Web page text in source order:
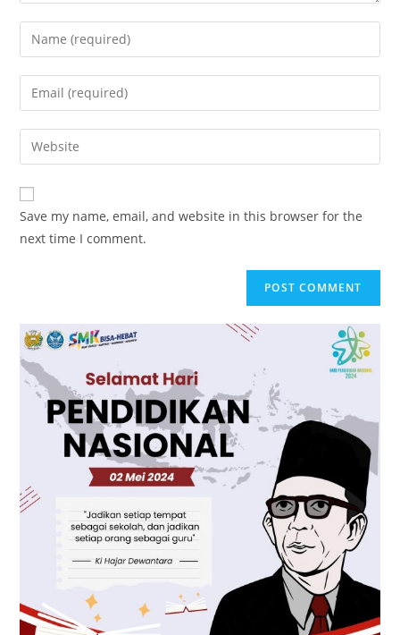
Save my name, email, and website in this browser for the
next time I comment.